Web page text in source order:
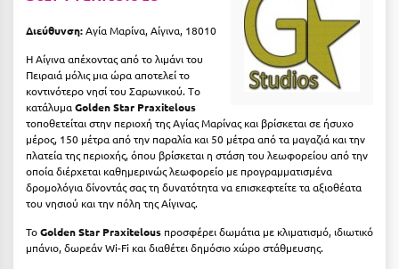
Λούτσα
Μ
Μάνη
Μαραθώνας Αττικής
Μαρώνεια
Διεύθυνση:Αγία Μαρίνα, Αίγινα, 18010
Η Αίγινα απέχοντας από το λιμάνι του
Πειραιά μόλις μια ώρα αποτελεί το
κοντινότερο νησί του Σαρωνικού. Tο
κατάλυμαGolden Star Praxitelous
τοποθετείται στην περιοχή της Aγίας Mαρίνας και βρίσκεται σε ήσυχο
μέρος, 150 μέτρα από την παραλία και 50 μέτρα από τα μαγαζιά και την
πλατεία της περιοχής, όπου βρίσκεται η στάση του λεωφορείου από την
οποία διέρχεται καθημερινώς λεωφορείο με προγραμματισμένα
δρομολόγια δίνοντάς σας τη δυνατότητα να επισκεφτείτε τα αξιοθέατα
του νησιού και την πόλη της Αίγινας.
ΤοGolden Star Praxitelous προσφέρει δωμάτια με κλιματισμό, ιδιωτικό
μπάνιο, δωρεάν Wi-Fi και διαθέτει δημόσιο χώρο στάθμευσης.